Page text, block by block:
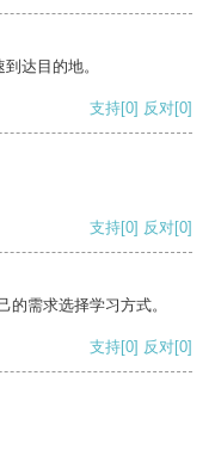
达目的地。
支持[0] 反对[0]
支持[0] 反对[0]
需求选择学习方式。
支持[0] 反对[0]